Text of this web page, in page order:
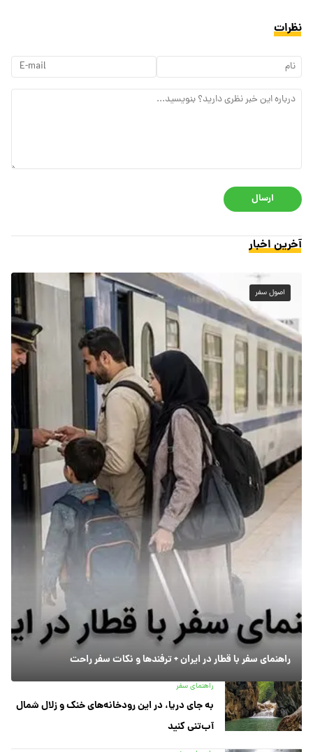
نظرات
ارسال
آخرین اخبار
اصول سفر
راهنمای سفر با قطار در ایران + ترفندها و نکات سفر راحت
راهنمای سفر
به جای دریا، در این رودخانه‌های خنک و زلال شمال
آب‌تنی کنید